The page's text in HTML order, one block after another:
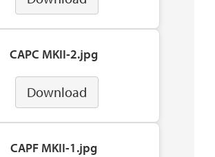
CAPC MKII-2.jpg
Download
CAPF MKII-1.jpg